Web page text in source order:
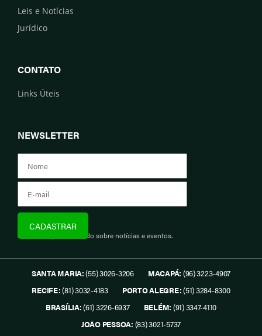
Leis e Notícias
Jurídico
CONTATO
Links Úteis
NEWSLETTER
Assine e fique informado sobre notícias e eventos.
SANTA MARIA:(55) 3026-3206 MACAPÁ: (96) 3223-4907
RECIFE:(81) 3032-4183 PORTO ALEGRE:(51) 3284-8300
BRASÍLIA:(61) 3226-6937 BELÉM: (91) 3347-4110
JOÃO PESSOA: (83) 3021-5737